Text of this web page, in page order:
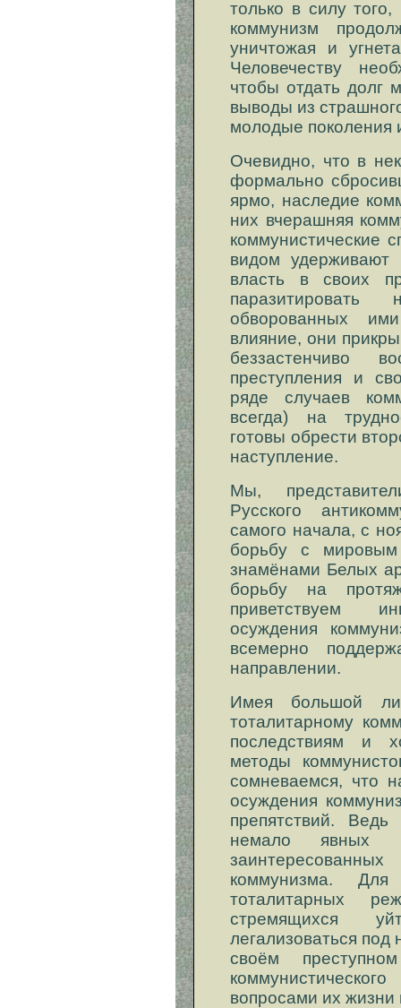
только в силу
коммунизм
уничтожая и
Человечеству
чтобы отдать долг
выводы из
молодые поколения
Очевидно, что в
формально
ярмо, наследие
них вчерашняя
коммунистические
видом удерживают
власть в своих
обворованных
влияние, они
беззастенчиво
преступления и
ряде случаев
всегда) на
готовы обрести
наступление.
Мы,
Русского
самого начала, с
борьбу с мировым
знамёнами Белых
борьбу на
приветствуем
осуждения
всемерно
направлении.
Имея большой
тоталитарному
последствиям и
методы
сомневаемся, что
осуждения
препятствий.
немало явных
коммунизма. Для
тоталитарных
стремящихся
легализоваться
своём
вопросами их жизни